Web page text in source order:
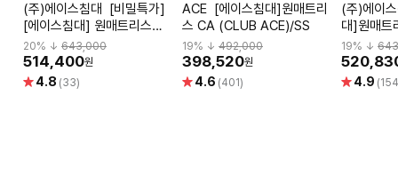
(주)에이스침대 [비밀특가]
[에이스침대] 원매트리스
CA2(CLUB ACE2)/SS(슈
퍼싱글사이즈)
20% ↓ 643,000
514,400원
별 4.8 (33)
ACE [에이스침대]원매트리
스 CA (CLUB ACE)/SS
19% ↓492,000
398,520원
별 4.6 (401)
(주)에이스침대
대]원매
ACE2)/SS
19% ↓
별 4.9